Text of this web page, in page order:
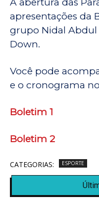
apresentações da
grupo Nidal
Down.
Você pode
e o cronograma
Boletim 1
Boletim 2
CATEGORIAS: ESPORTE